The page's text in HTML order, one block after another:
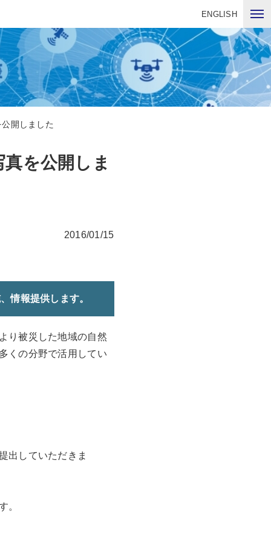
ENGLISH
開しました
を公開しま
2016/01/15
情報提供します。
り被災した地域の自然
くの分野で活用してい
出していただきま
。